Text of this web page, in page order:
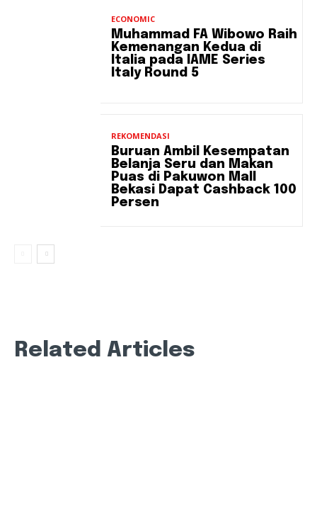
ECONOMIC
Muhammad FA Wibowo Raih
Kemenangan Kedua di
Italia pada IAME Series
Italy Round 5
REKOMENDASI
Buruan Ambil Kesempatan
Belanja Seru dan Makan
Puas di Pakuwon Mall
Bekasi Dapat Cashback 100
Persen
Related Articles